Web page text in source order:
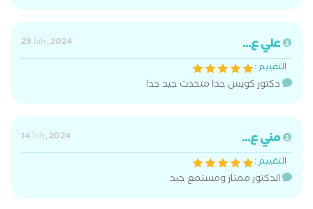
علي ع...
29 July, 2024
التقييم :
دكتور كويس جدا متحدث جيد جدا
مني ع...
14 July, 2024
التقييم :
الدكتور ممتاز ومستمع جيد